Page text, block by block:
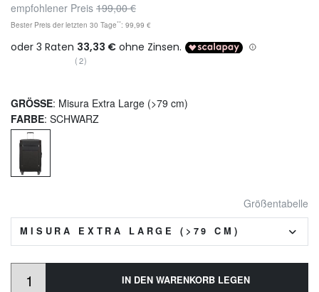
empfohlener Preis 199,00 €
Bester Preis der letzten 30 Tage**: 99,99 €
(2)
GRÖSSE: Misura Extra Large (>79 cm)
FARBE: SCHWARZ
Größentabelle
MISURA EXTRA LARGE (>79 CM)
IN DEN WARENKORB LEGEN